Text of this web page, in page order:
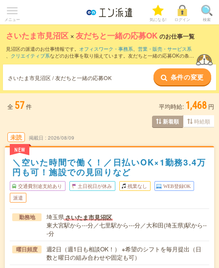
メニュー 気になる! ログイン 検索
さいたま市見沼区 ×友だちと一緒の応募OK のお仕事一覧
見沼区の派遣のお仕事情報です。 オフィスワーク・事務系、 営業・販売・サービス系
、 クリエイティブ系などのお仕事を取り揃えています。友だちと一緒の応募OKの条件
さいたま市見沼区 / 友だちと一緒の応募OK 条件の変更
全 57件 平均時給: 1,468 円
新着順 時給順
未読
NEW
掲載日 2026/08/09
＼空いた時間で働く！／日払いOK×1勤務3.4万
円も可！施設での見回りなど
交通費別途支給あり 土日祝日が休み 残業なし WEB登録OK
派遣
勤務地 埼玉県さいたま市見沼区
東大宮駅から---分／七里駅から---分／大和田(埼玉県)駅から--
-分
曜日頻度
週2日（週1日も相談OK！） ※希望のシフトを毎月提出（日
数と曜日の組み合わせや固定も可）